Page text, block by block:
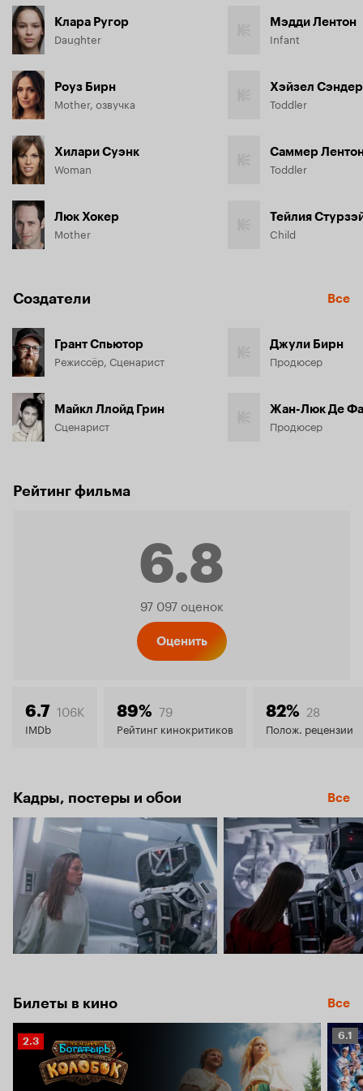
Клара Ругор
Daughter
Роуз Бирн
Mother, озвучка
Хилари Суэнк
Woman
Люк Хокер
Mother
Мэдди Лентон
Infant
Хэйзел
Toddler
Саммер
Toddler
Тейлия
Child
Создатели Все
Грант Спьютор
Режиссёр, Сценарист
Майкл Ллойд Грин
Сценарист
Джули Бирн
Продюсер
Жан-Люк Де
Продюсер
Рейтинг фильма
6.8
Рейтинг
6.8
97 097 оценок
Оценить
6.7 106K
IMDb
89% 79
Рейтинг кинокритиков
82% 28
Полож. рецензии
Кадры, постеры и обои Все
Билеты в кино Все
Рейтинг
Кинопоиска
2.3
6.1
6.1